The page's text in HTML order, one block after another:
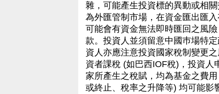
雜，可能產生投資標的異動或相
為外匯管制市場，在資金匯出匯
可能會有資金無法即時匯回之風
款。投資人並須留意中國巿場特
資人亦應注意投資國家稅制變更
資者課稅 (如巴西IOF稅)，投資
家所產生之稅賦，均為基金之費
或終止、稅率之升降等) 均可能影